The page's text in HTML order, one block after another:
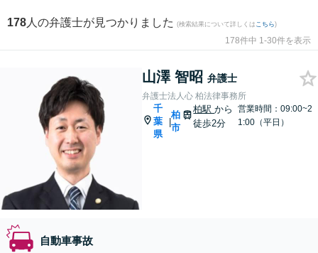
178 人の弁護士が見つかりました (検索結果について詳しくは こちら)
178件中 1-30件を表示
山澤 智昭 弁護士
弁護士法人心 柏法律事務所
千
葉
県
|
柏
市
柏駅から
徒歩2分
営業時間：09:00~2
1:00（平日）
自動車事故